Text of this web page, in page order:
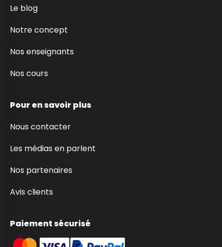
Le blog
Notre concept
Nos enseignants
Nos cours
Pour en savoir plus
Nous contacter
Les médias en parlent
Nos partenaires
Avis clients
Paiement sécurisé